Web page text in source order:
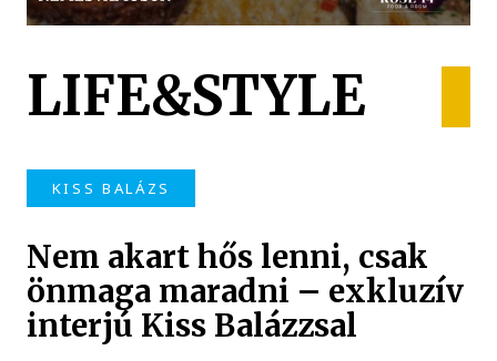
LIFE&STYLE
KISS BALÁZS
Nem akart hős lenni, csak
önmaga maradni – exkluzív
interjú Kiss Balázzsal